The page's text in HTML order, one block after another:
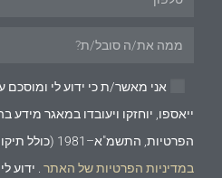
אני מאשר/ת כי ידוע לי ומוסכם
ייאספו, יוחזקו ויעובדו במאגר
הפרטיות, התשמ"א–1981 (כולל תיקון 13), ולמטרות המפורטות
במדיניות הפרטיות של האתר . ידוע